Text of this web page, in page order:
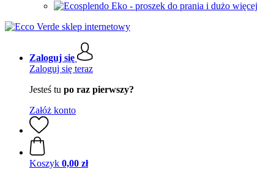
Eko - proszek do prania i dużo więcej
Zaloguj się
Zaloguj się teraz
Jesteś tu po raz pierwszy?
Załóż konto
Koszyk 0,00 zł